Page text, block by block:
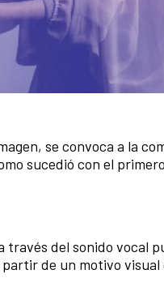
se convoca a la
sucedió con el
del sonido vocal
de un motivo